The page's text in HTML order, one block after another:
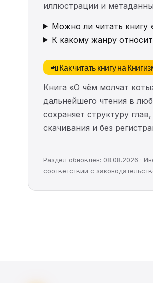
иллюстрации и
Можно ли читать книгу
К какому жанру
📲 Как читать книгу на
Книга «О чём молчат
дальнейшего чтения в
сохраняет структуру
скачивания и без
Раздел обновлён: 08.08.2026 ·
соответствии с